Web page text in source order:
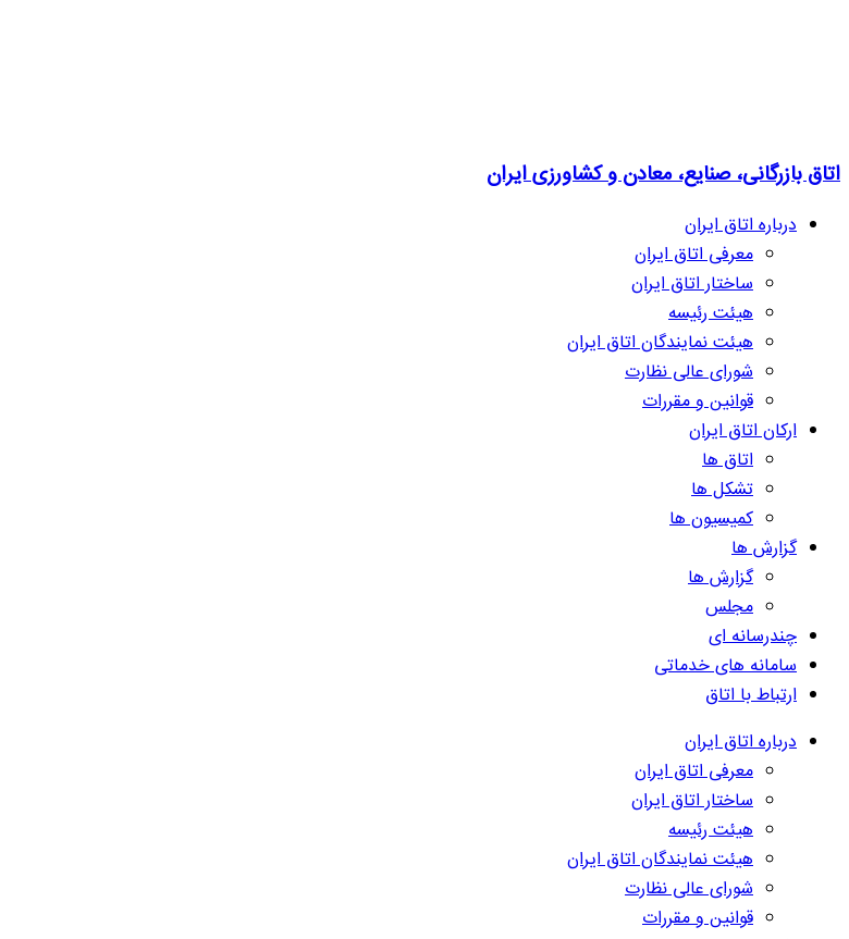
اتاق بازرگانی، صنایع، معادن و کشاورزی ایران
درباره اتاق ایران
معرفی اتاق ایران
ساختار اتاق ایران
هیئت رئیسه
هیئت نمایندگان اتاق ایران
شورای عالی نظارت
قوانین و مقررات
ارکان اتاق ایران
اتاق ها
تشکل ها
کمیسیون ها
گزارش ها
گزارش ها
مجلس
چندرسانه ای
سامانه های خدماتی
ارتباط با اتاق
درباره اتاق ایران
معرفی اتاق ایران
ساختار اتاق ایران
هیئت رئیسه
هیئت نمایندگان اتاق ایران
شورای عالی نظارت
قوانین و مقررات